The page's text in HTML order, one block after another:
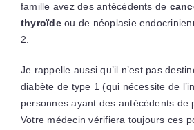
famille avez des antécédents de
thyroïdeou de néoplasie
2.
Je rappelle aussi qu’il n’est pas
diabète de type 1 (qui nécessite de
personnes ayant des antécédents de
Votre médecin vérifiera toujours ces